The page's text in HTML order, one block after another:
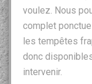
voulez. Nous
complet
les tempêtes
donc
intervenir.